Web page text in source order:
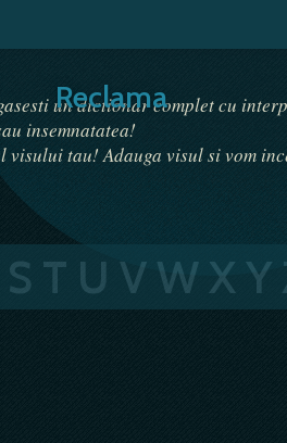
un dictionar complet cu
insemnatatea!
tau! Adauga visul si vom
S T U VW XY
Reclama